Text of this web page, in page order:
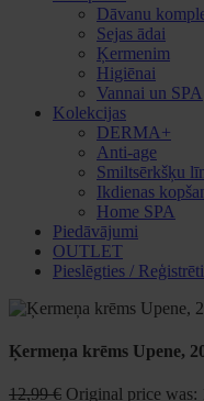
Dāvanu
Sejas ādai
Ķermenim
Higiēnai
Vannai un SPA
Kolekcijas
DERMA+
Anti-age
Smiltsērkšķu
Ikdienas
Home SPA
Piedāvājumi
OUTLET
Pieslēgties /
Ķermeņa krēms Upene,
12,99€ Original price was: